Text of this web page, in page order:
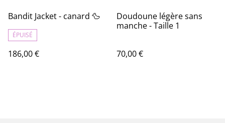
Bandit Jacket - canard 🦆
ÉPUISÉ
186,00 €
Doudoune légère sans
manche - Taille 1
70,00 €